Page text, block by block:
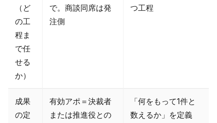
（ど
の工
程ま
で任
せる
か）
で。商談同席は発
注側
つ工程
成果
の定
有効アポ＝決裁者
または推進役との
「何をもって1件と
数えるか」を定義